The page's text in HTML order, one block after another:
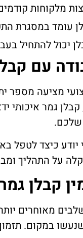
מלקוחות
עומד במסגרת
יכול להתחיל
עם
מציעה מספר
גמר
שלכם.
יודע כיצד לטפל
על התהליך
קבלן
מאוחרים
במקום.